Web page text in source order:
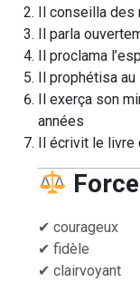
Il conseilla des
Il parla
Il proclama
Il prophétisa
Il exerça son
années
Il écrivit le livre
✔ courageux
✔ fidèle
✔ clairvoyant